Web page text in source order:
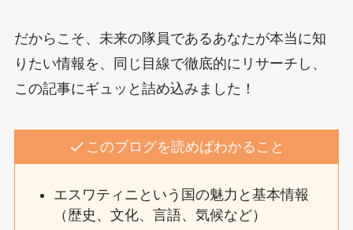
だからこそ、未来の隊員であるあなたが本当に知
りたい情報を、同じ目線で徹底的にリサーチし、
この記事にギュッと詰め込みました！
このブログを読めばわかること
エスワティニという国の魅力と基本情報
（歴史、文化、言語、気候など）